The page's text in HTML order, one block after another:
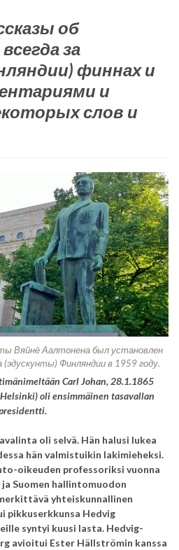
об
за
финнах и
и
слов и
Вяйнё Аалтонена был установлен
Финляндии в 1959 году.
Carl Johan,28.1.1865
oli ensimmäinen tasavallan
oli selvä. Hän halusi lukea
hän valmistuikin lakimieheksi.
oikeuden professoriksi vuonna
Suomen hallintomuodon
yhteiskunnallinen
pikkuserkkunsa Hedvig
syntyi kuusi lasta. Hedvig-
avioitui Ester Hällströmin kanssa